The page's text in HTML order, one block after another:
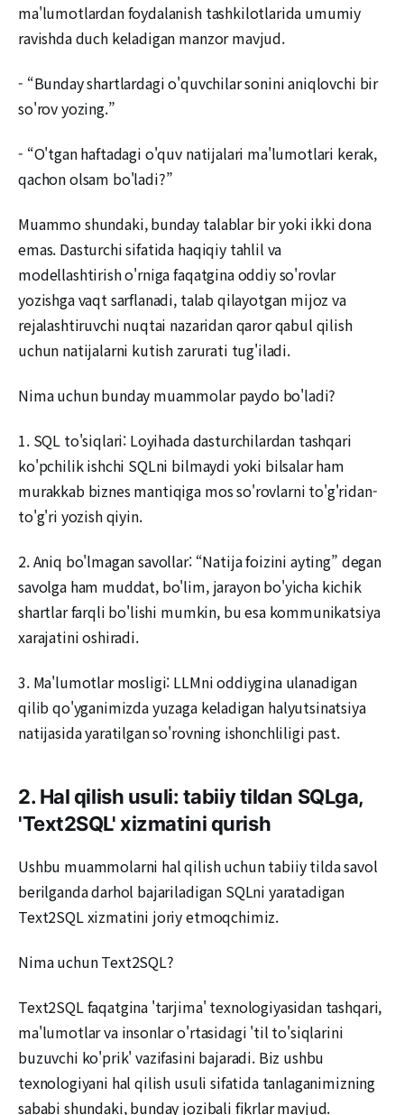
ma'lumotlardan foydalanish tashkilotlarida umumiy
ravishda duch keladigan manzor mavjud.
- “Bunday shartlardagi o'quvchilar sonini aniqlovchi bir
so'rov yozing.”
- “O'tgan haftadagi o'quv natijalari ma'lumotlari kerak,
qachon olsam bo'ladi?”
Muammo shundaki, bunday talablar bir yoki ikki dona
emas. Dasturchi sifatida haqiqiy tahlil va
modellashtirish o'rniga faqatgina oddiy so'rovlar
yozishga vaqt sarflanadi, talab qilayotgan mijoz va
rejalashtiruvchi nuqtai nazaridan qaror qabul qilish
uchun natijalarni kutish zarurati tug'iladi.
Nima uchun bunday muammolar paydo bo'ladi?
1. SQL to'siqlari: Loyihada dasturchilardan tashqari
ko'pchilik ishchi SQLni bilmaydi yoki bilsalar ham
murakkab biznes mantiqiga mos so'rovlarni to'g'ridan-
to'g'ri yozish qiyin.
2. Aniq bo'lmagan savollar: “Natija foizini ayting” degan
savolga ham muddat, bo'lim, jarayon bo'yicha kichik
shartlar farqli bo'lishi mumkin, bu esa kommunikatsiya
xarajatini oshiradi.
3. Ma'lumotlar mosligi: LLMni oddiygina ulanadigan
qilib qo'yganimizda yuzaga keladigan halyutsinatsiya
natijasida yaratilgan so'rovning ishonchliligi past.
2. Hal qilish usuli: tabiiy tildan SQLga,
'Text2SQL' xizmatini qurish
Ushbu muammolarni hal qilish uchun tabiiy tilda savol
berilganda darhol bajariladigan SQLni yaratadigan
Text2SQL xizmatini joriy etmoqchimiz.
Nima uchun Text2SQL?
Text2SQL faqatgina 'tarjima' texnologiyasidan tashqari,
ma'lumotlar va insonlar o'rtasidagi 'til to'siqlarini
buzuvchi ko'prik' vazifasini bajaradi. Biz ushbu
texnologiyani hal qilish usuli sifatida tanlaganimizning
sababi shundaki, bunday jozibali fikrlar mavjud.